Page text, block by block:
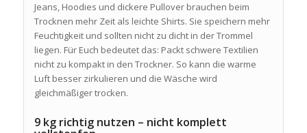
Jeans, Hoodies und dickere Pullover brauchen beim
Trocknen mehr Zeit als leichte Shirts. Sie speichern mehr
Feuchtigkeit und sollten nicht zu dicht in der Trommel
liegen. Für Euch bedeutet das: Packt schwere Textilien
nicht zu kompakt in den Trockner. So kann die warme
Luft besser zirkulieren und die Wäsche wird
gleichmäßiger trocken.
9 kg richtig nutzen – nicht komplett